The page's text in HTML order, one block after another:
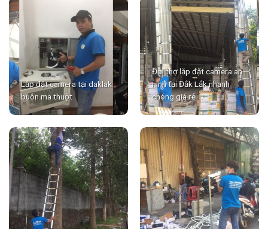
Lắp đặt camera tại daklak
buôn ma thuột
Đội thợ lắp đặt camera an
ninh tại Đắk Lắk nhanh
chóng giá rẻ